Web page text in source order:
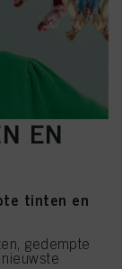
EN
tinten en
gedempte